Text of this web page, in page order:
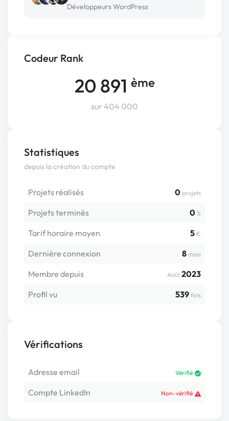
Codeur Rank
20 891 ème
sur 404 000
Statistiques
depuis la création du compte
Projets réalisés 0 projets
Projets terminés 0 %
Tarif horaire moyen 5 €
Dernière connexion 8 mois
Membre depuis Août 2023
Profil vu
539 fois
Vérifications
Adresse email Vérifié
Compte LinkedIn Non-vérifié
Développeurs WordPress